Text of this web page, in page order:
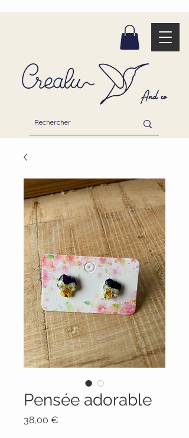
Pensée adorable
38,00 €